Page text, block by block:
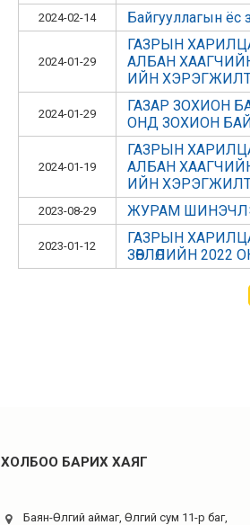
2024-02-14 Байгууллагын ёс
2024-01-29
ГАЗРЫН
АЛБАН ХААГЧИЙН
ИЙН
2024-01-29
ГАЗАР ЗОХИОН
ОНД ЗОХИОН
2024-01-19
ГАЗРЫН
АЛБАН ХААГЧИЙН
ИЙН
2023-08-29 ЖУРАМ
2023-01-12
ГАЗРЫН
ЗӨВЛӨЛИЙН 2022
ХОЛБОО БАРИХ ХАЯГ
Баян-Өлгий аймаг, Өлгий сум 11-р баг,